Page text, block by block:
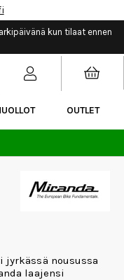
kun tilaat ennen
OUTLET
nousussa
laajensi